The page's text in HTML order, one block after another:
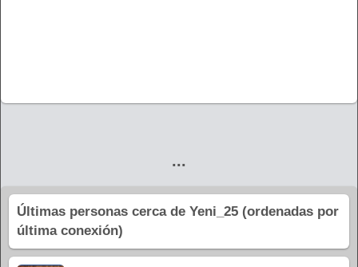
...
Últimas personas cerca de Yeni_25 (ordenadas por
última conexión)